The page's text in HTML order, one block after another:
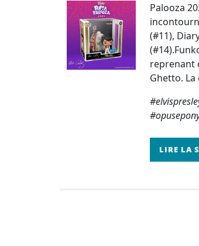
Palooza
(#11),
reprenant
Ghetto. La
LIRE LA